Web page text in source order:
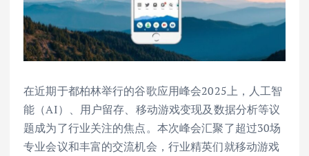
在近期于都柏林举行的谷歌应用峰会2025上，人工智
能（AI）、用户留存、移动游戏变现及数据分析等议
题成为了行业关注的焦点。本次峰会汇聚了超过30场
专业会议和丰富的交流机会，行业精英们就移动游戏